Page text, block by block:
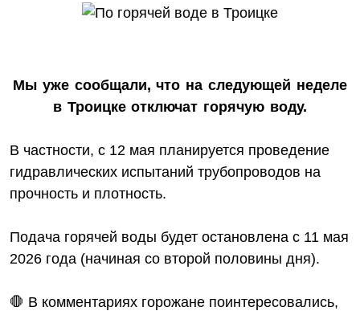
Мы уже сообщали, что на следующей неделе
в Троицке отключат горячую воду.
В частности, с 12 мая планируется проведение
гидравлических испытаний трубопроводов на
прочность и плотность.
Подача горячей воды будет остановлена с 11 мая
2026 года (начиная со второй половины дня).
🛑 В комментариях горожане поинтересовались,